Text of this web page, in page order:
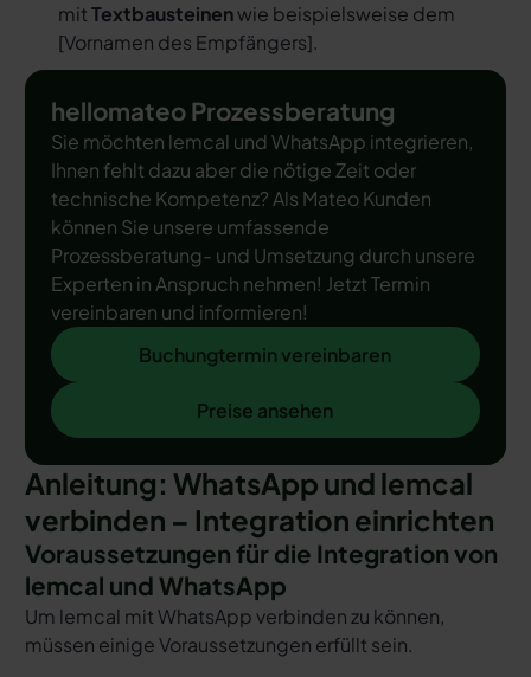
mitTextbausteinenwie beispielsweise dem
[Vornamen des Empfängers].
hellomateo Prozessberatung
Sie möchten lemcal und WhatsApp integrieren,
Ihnen fehlt dazu aber die nötige Zeit oder
technische Kompetenz? Als Mateo Kunden
können Sie unsere umfassende
Prozessberatung- und Umsetzung durch unsere
Experten in Anspruch nehmen! Jetzt Termin
vereinbaren und informieren!
Buchungtermin vereinbaren
Buchungtermin vereinbaren
Preise ansehen
Preise ansehen
Anleitung: WhatsApp und lemcal
verbinden – Integration einrichten
Voraussetzungen für die Integration von
lemcal und WhatsApp
Um lemcal mit WhatsApp verbinden zu können,
müssen einige Voraussetzungen erfüllt sein.